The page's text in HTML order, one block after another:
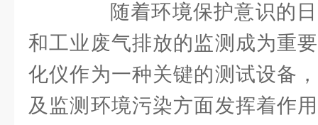
随着环境保护意识的日
和工业废气排放的监测成为重
化仪作为一种关键的测试设备
及监测环境污染方面发挥着作